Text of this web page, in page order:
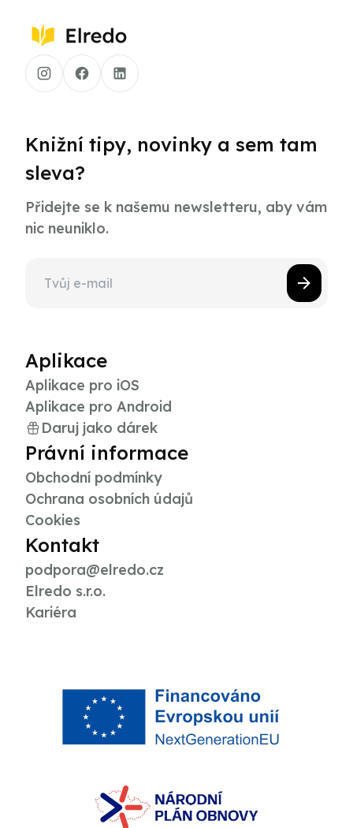
Knižní tipy, novinky a sem tam
sleva?
Přidejte se k našemu newsletteru, aby vám
nic neuniklo.
Aplikace
Aplikace pro iOS
Aplikace pro Android
Daruj jako dárek
Právní informace
Obchodní podmínky
Ochrana osobních údajů
Cookies
Kontakt
podpora@elredo.cz
Elredo s.r.o.
Kariéra